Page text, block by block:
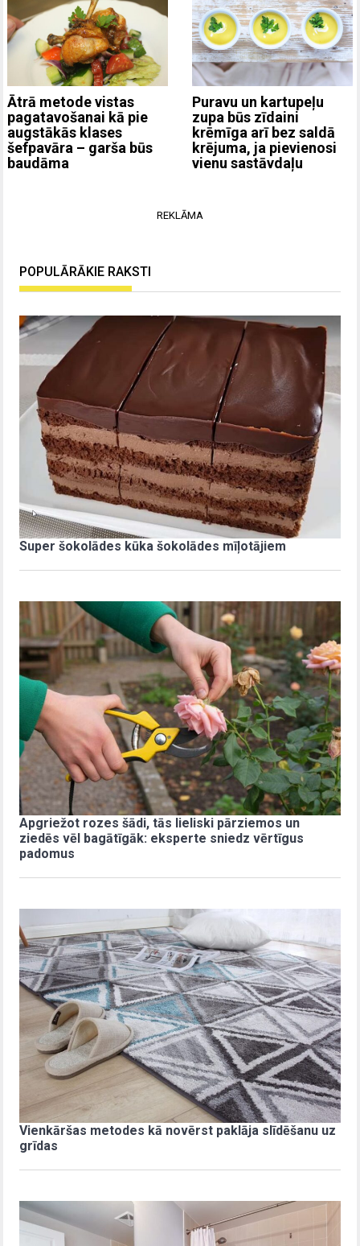
Ātrā metode vistas
pagatavošanai kā pie
augstākās klases
šefpavāra – garša būs
baudāma
Puravu un kartupeļu
zupa būs zīdaini
krēmīga arī bez saldā
krējuma, ja pievienosi
vienu sastāvdaļu
REKLĀMA
POPULĀRĀKIE RAKSTI
Super šokolādes kūka šokolādes mīļotājiem
Apgriežot rozes šādi, tās lieliski pārziemos un
ziedēs vēl bagātīgāk: eksperte sniedz vērtīgus
padomus
Vienkāršas metodes kā novērst paklāja slīdēšanu uz
grīdas